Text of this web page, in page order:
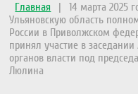
Главная |
14 марта 2025
Ульяновскую область
России в Приволжском
принял участие в
органов власти под
Люлина